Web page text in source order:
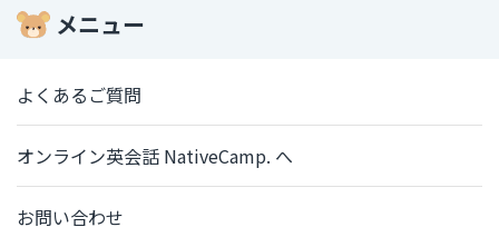
メニュー
よくあるご質問
オンライン英会話 NativeCamp. へ
お問い合わせ